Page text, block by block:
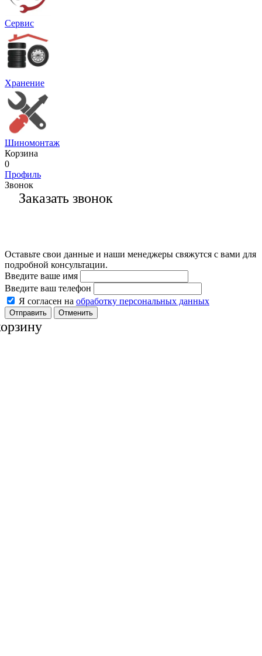
Сервис
Хранение
Шиномонтаж
Корзина
0
Профиль
Звонок
Заказать звонок
Оставьте свои данные и наши менеджеры свяжутся с вами для
подробной консультации.
Введите ваше имя
Введите ваш телефон
Я согласен на обработку персональных данных
Отменить